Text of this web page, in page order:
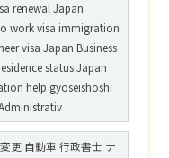
renewal Japan
work visa immigration
visa Japan Business
status Japan
help gyoseishoshi
更 自動車 行政書士 ナ